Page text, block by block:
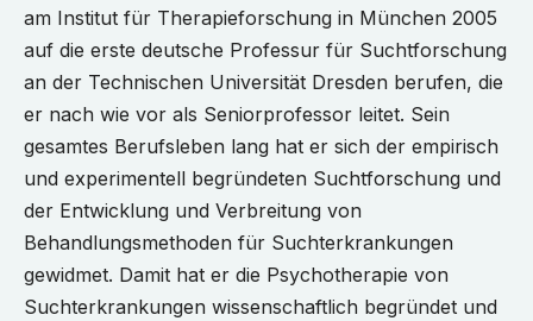
am Institut für Therapieforschung in München 2005
auf die erste deutsche Professur für Suchtforschung
an der Technischen Universität Dresden berufen, die
er nach wie vor als Seniorprofessor leitet. Sein
gesamtes Berufsleben lang hat er sich der empirisch
und experimentell begründeten Suchtforschung und
der Entwicklung und Verbreitung von
Behandlungsmethoden für Suchterkrankungen
gewidmet. Damit hat er die Psychotherapie von
Suchterkrankungen wissenschaftlich begründet und